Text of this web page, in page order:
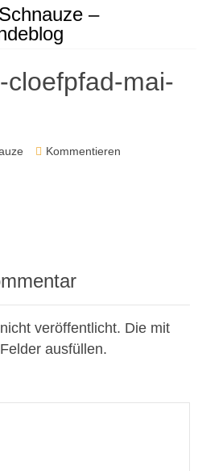
mai-
Kommentieren
veröffentlicht. Die mit
ausfüllen.